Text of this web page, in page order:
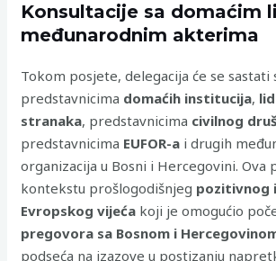
Konsultacije sa domaćim
međunarodnim akterima
Tokom posjete, delegacija će se sastati
predstavnicima domaćih institucija,
stranaka, predstavnicima civilnog
predstavnicima EUFOR-a i drugih
organizacija u Bosni i Hercegovini. Ova
kontekstu prošlogodišnjeg pozitivnog
Evropskog vijeća koji je omogućio
pregovora sa Bosnom i
podseća na izazove u postizanju